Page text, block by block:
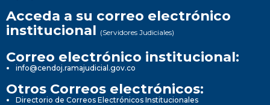
Acceda a su correo electrónico
institucional (Servidores Judiciales)
Correo electrónico institucional:
info@cendoj.ramajudicial.gov.co
Otros Correos electrónicos:
Directorio de Correos Electrónicos Institucionales